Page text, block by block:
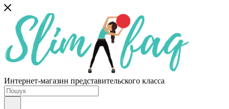
Интернет-магазин представительского класса